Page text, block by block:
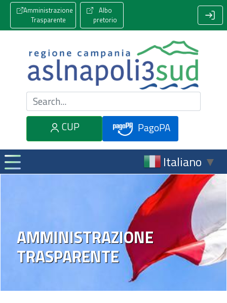
Amministrazione
Trasparente
Albo
pretorio
Cerca nel sito
CUP
PagoPA
Italiano ▼
AMMINISTRAZIONE
TRASPARENTE